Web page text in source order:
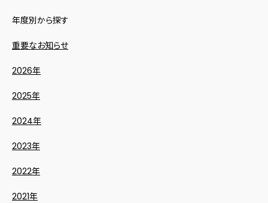
年度別から探す
重要なお知らせ
2026年
2025年
2024年
2023年
2022年
2021年